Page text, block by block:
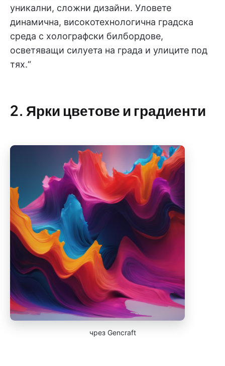
уникални, сложни дизайни. Уловете
динамична, високотехнологична градска
среда с холографски билбордове,
осветяващи силуета на града и улиците под
тях.“
2. Ярки цветове и градиенти
чрез Gencraft